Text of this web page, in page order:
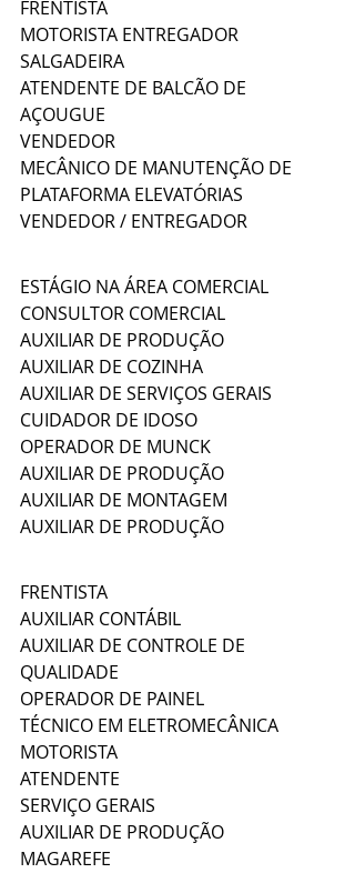
FRENTISTA
MOTORISTA ENTREGADOR
SALGADEIRA
ATENDENTE DE BALCÃO DE
AÇOUGUE
VENDEDOR
MECÂNICO DE MANUTENÇÃO DE
PLATAFORMA ELEVATÓRIAS
VENDEDOR / ENTREGADOR
ESTÁGIO NA ÁREA COMERCIAL
CONSULTOR COMERCIAL
AUXILIAR DE PRODUÇÃO
AUXILIAR DE COZINHA
AUXILIAR DE SERVIÇOS GERAIS
CUIDADOR DE IDOSO
OPERADOR DE MUNCK
AUXILIAR DE PRODUÇÃO
AUXILIAR DE MONTAGEM
AUXILIAR DE PRODUÇÃO
FRENTISTA
AUXILIAR CONTÁBIL
AUXILIAR DE CONTROLE DE
QUALIDADE
OPERADOR DE PAINEL
TÉCNICO EM ELETROMECÂNICA
MOTORISTA
ATENDENTE
SERVIÇO GERAIS
AUXILIAR DE PRODUÇÃO
MAGAREFE